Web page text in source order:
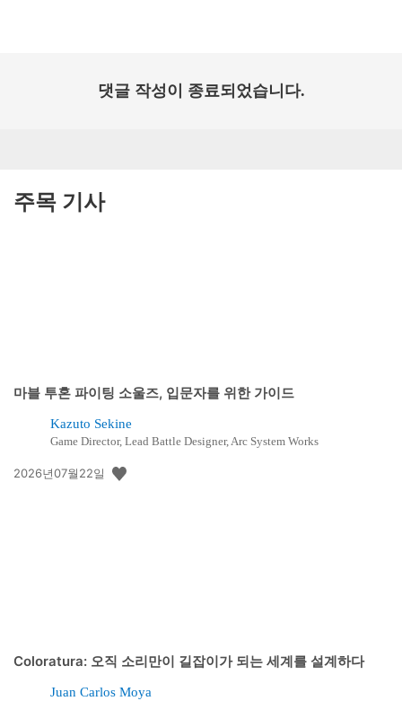
댓글 작성이 종료되었습니다.
주목 기사
마블 투혼 파이팅 소울즈, 입문자를 위한 가이드
Kazuto Sekine
Game Director, Lead Battle Designer, Arc System Works
공
2026년07월22일
Coloratura: 오직 소리만이 길잡이가 되는 세계를 설계하다
Juan Carlos Moya